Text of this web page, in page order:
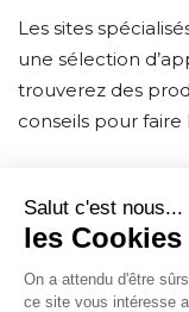
Les sites
une sélection
trouverez des
conseils pour faire
CONTACT